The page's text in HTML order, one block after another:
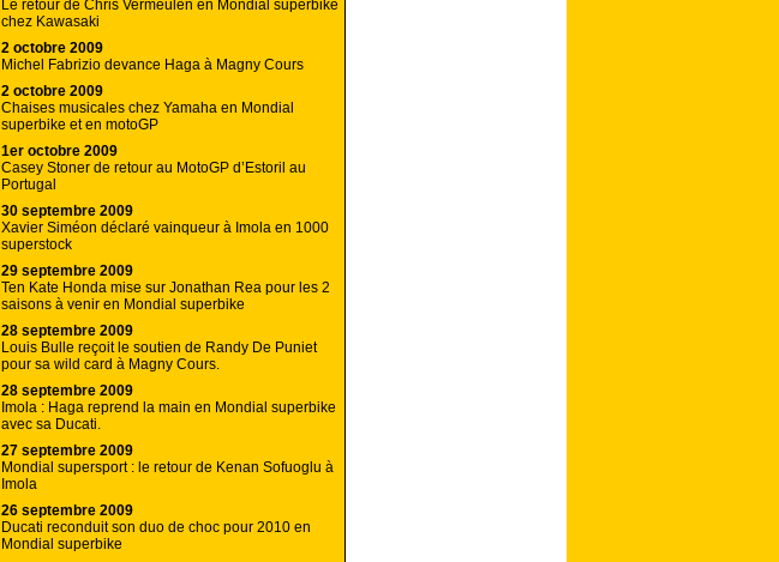
Le retour de Chris Vermeulen en Mondial superbike
chez Kawasaki
2 octobre 2009
Michel Fabrizio devance Haga à Magny Cours
2 octobre 2009
Chaises musicales chez Yamaha en Mondial
superbike et en motoGP
1er octobre 2009
Casey Stoner de retour au MotoGP d’Estoril au
Portugal
30 septembre 2009
Xavier Siméon déclaré vainqueur à Imola en 1000
superstock
29 septembre 2009
Ten Kate Honda mise sur Jonathan Rea pour les 2
saisons à venir en Mondial superbike
28 septembre 2009
Louis Bulle reçoit le soutien de Randy De Puniet
pour sa wild card à Magny Cours.
28 septembre 2009
Imola : Haga reprend la main en Mondial superbike
avec sa Ducati.
27 septembre 2009
Mondial supersport : le retour de Kenan Sofuoglu à
Imola
26 septembre 2009
Ducati reconduit son duo de choc pour 2010 en
Mondial superbike